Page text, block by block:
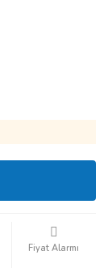
Fiyat Alarmı